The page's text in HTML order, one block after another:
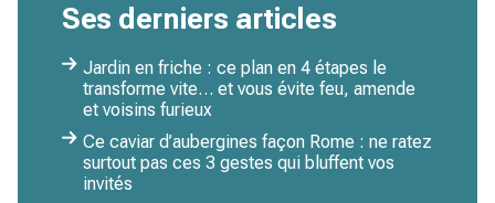
Ses derniers articles
Jardin en friche : ce plan en 4 étapes le
transforme vite… et vous évite feu, amende
et voisins furieux
Ce caviar d’aubergines façon Rome : ne ratez
surtout pas ces 3 gestes qui bluffent vos
invités